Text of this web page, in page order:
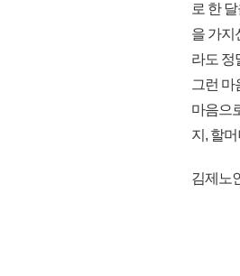
로 한
을 가지
라도 정
그런 마
마음으
지, 할
김제노